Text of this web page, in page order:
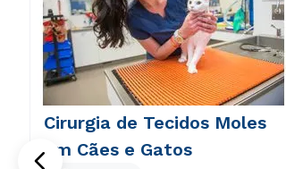
Cirurgia de Tecidos Moles
em Cães e Gatos